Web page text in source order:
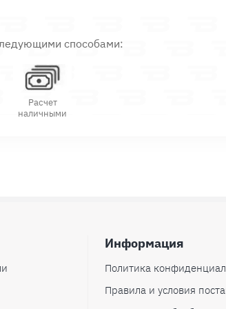
способами:
Расчет
наличными
Информация
Политика
Правила и условия